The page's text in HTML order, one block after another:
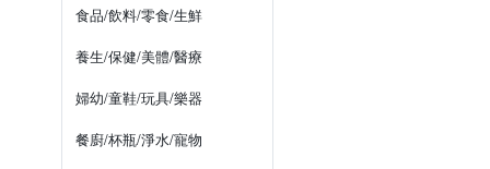
食品/飲料/零食/生鮮
養生/保健/美體/醫療
婦幼/童鞋/玩具/樂器
餐廚/杯瓶/淨水/寵物